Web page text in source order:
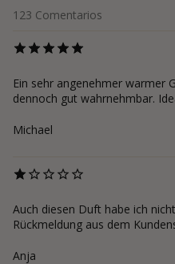
123 Comentarios
Ein sehr angenehmer warmer
dennoch gut wahrnehmbar.
Michael
Auch diesen Duft habe ich
Rückmeldung aus dem
Anja